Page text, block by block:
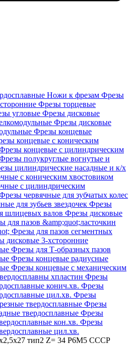
Ножи к фрезам Фрезы
Фрезы торцевые
угловые Фрезы дисковые
Фрезы дисковые
Фрезы концевые
концевые с коническим
концевые с цилиндрическим
полукруглые вогнутые и
цилиндрические насадные и к/х
с коническим хвостовиком
с цилиндрическим
червячные для зубчатых колес
для зубьев звездочек Фрезы
шлицевых валов Фрезы дисковые
для пазов &amp;quot;ласточкин
Фрезы для пазов сегментных
дисковые 3-хсторонние
Фрезы для Т-образных пазов
Фрезы концевые радиусные
Фрезы концевые с механическим
хпластин Фрезы
конич.хв. Фрезы
цил.хв. Фрезы
твердосплавные Фрезы
твердосплавные Фрезы
кон.хв. Фрезы
цил.хв.
тип2 Z= 34 Р6М5 СССР